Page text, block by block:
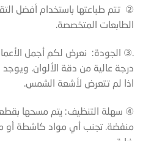
② تتم طباعتها باستخدام أفضل
الطابعات المتخصصة.
.③ الجودة: نعرض لكم أجمل
درجة عالية من دقة الألوان.
اذا لم تتعرض لأشعة الشمس.
④ سهلة التنظيف: يتم مسحها
منفضة. تجنب أي مواد كاشطة أو